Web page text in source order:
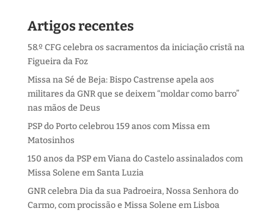
Artigos recentes
58.º CFG celebra os sacramentos da iniciação cristã na
Figueira da Foz
Missa na Sé de Beja: Bispo Castrense apela aos
militares da GNR que se deixem “moldar como barro”
nas mãos de Deus
PSP do Porto celebrou 159 anos com Missa em
Matosinhos
150 anos da PSP em Viana do Castelo assinalados com
Missa Solene em Santa Luzia
GNR celebra Dia da sua Padroeira, Nossa Senhora do
Carmo, com procissão e Missa Solene em Lisboa